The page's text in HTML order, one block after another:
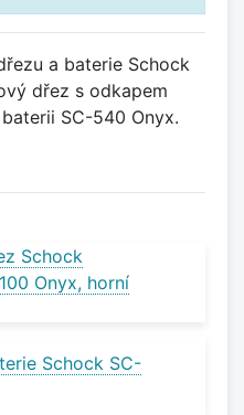
a baterie Schock
dřez s odkapem
SC-540 Onyx.
Schock
Onyx, horní
Schock SC-